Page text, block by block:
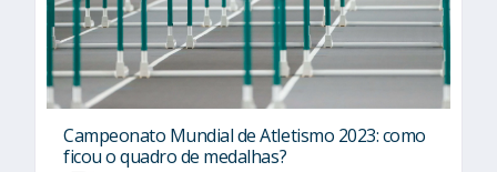
Campeonato Mundial de Atletismo 2023: como
ficou o quadro de medalhas?